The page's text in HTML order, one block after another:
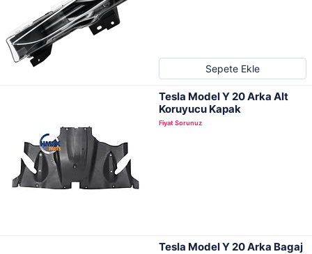
Sepete Ekle
Tesla Model Y 20 Arka Alt
Koruyucu Kapak
Fiyat Sorunuz
Tesla Model Y 20 Arka Bagaj